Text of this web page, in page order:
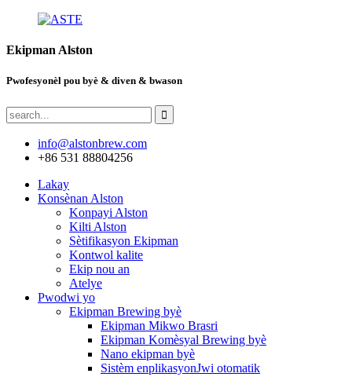
Ekipman Alston
Pwofesyonèl pou byè & diven & bwason
info@alstonbrew.com
+86 531 88804256
Lakay
Konsènan Alston
Konpayi Alston
Kilti Alston
Sètifikasyon Ekipman
Kontwol kalite
Ekip nou an
Atelye
Pwodwi yo
Ekipman Brewing byè
Ekipman Mikwo Brasri
Ekipman Komèsyal Brewing byè
Nano ekipman byè
Sistèm enplikasyonJwi otomatik